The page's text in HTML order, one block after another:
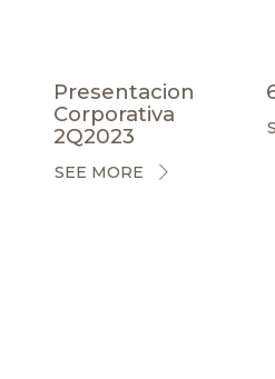
Presentacion
Corporativa
2Q2023
SEE MORE